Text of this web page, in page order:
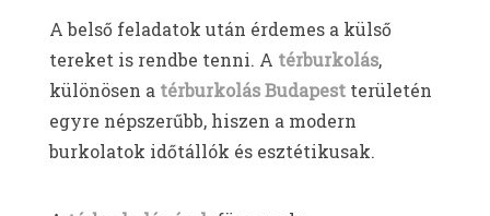
A belső feladatok után érdemes a külső
tereket is rendbe tenni. A térburkolás,
különösen a térburkolás Budapest területén
egyre népszerűbb, hiszen a modern
burkolatok időtállók és esztétikusak.